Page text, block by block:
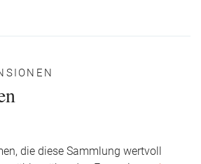
die diese Sammlung wertvoll